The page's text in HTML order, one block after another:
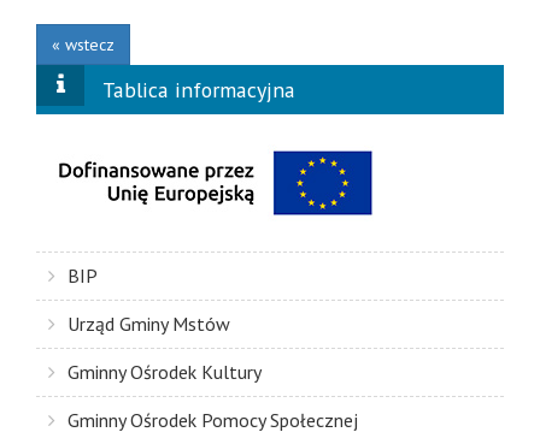
« wstecz
Tablica informacyjna
BIP
Urząd Gminy Mstów
Gminny Ośrodek Kultury
Gminny Ośrodek Pomocy Społecznej